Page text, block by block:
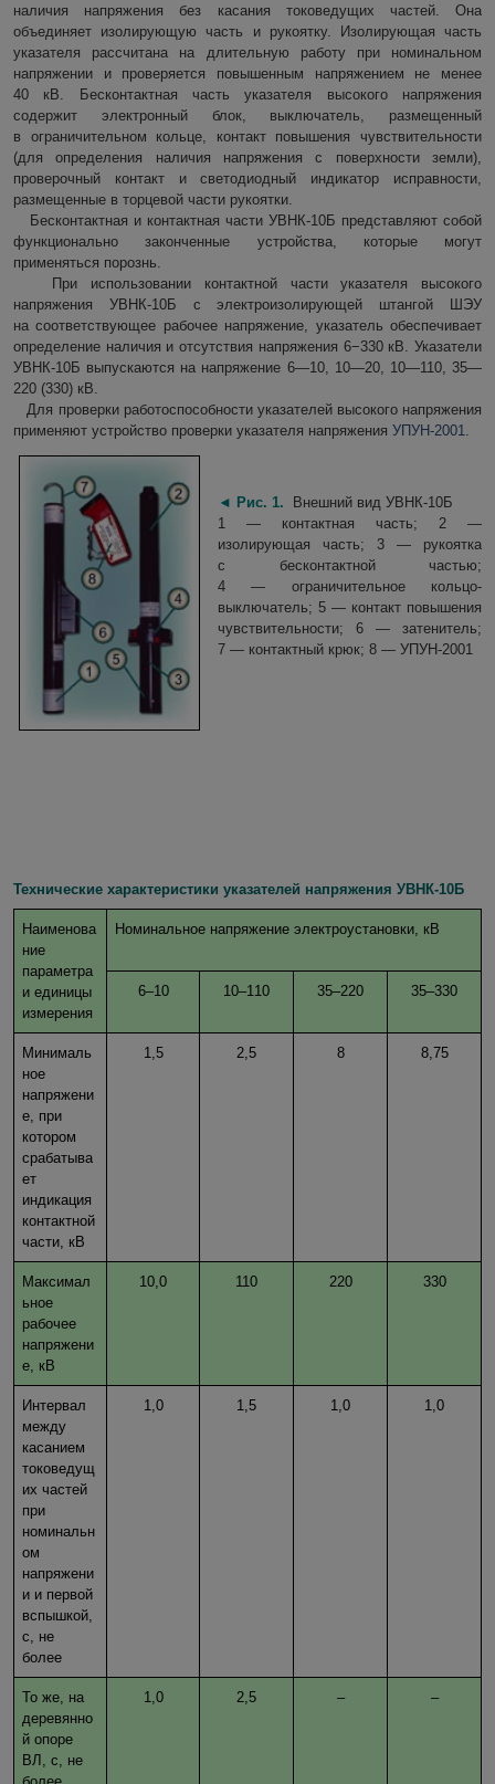
наличия напряжения без касания токоведущих частей. Она
объединяет изолирующую часть и рукоятку. Изолирующая часть
указателя рассчитана на длительную работу при номинальном
напряжении и проверяется повышенным напряжением не менее
40 кВ. Бесконтактная часть указателя высокого напряжения
содержит электронный блок, выключатель, размещенный
в ограничительном кольце, контакт повышения чувствительности
(для определения наличия напряжения с поверхности земли),
проверочный контакт и светодиодный индикатор исправности,
размещенные в торцевой части рукоятки.
Бесконтактная и контактная части УВНК-10Б представляют собой
функционально законченные устройства, которые могут
применяться порознь.
При использовании контактной части указателя высокого
напряжения УВНК-10Б с электроизолирующей штангой ШЭУ
на соответствующее рабочее напряжение, указатель обеспечивает
определение наличия и отсутствия напряжения 6−330 кВ. Указатели
УВНК-10Б выпускаются на напряжение 6—10, 10—20, 10—110, 35—
220 (330) кВ.
Для проверки работоспособности указателей высокого напряжения
применяют устройство проверки указателя напряжения УПУН-2001
◄ Рис. 1.
Внешний вид УВНК-10Б
1 — контактная часть; 2 —
изолирующая часть; 3 — рукоятка
с бесконтактной частью;
4 — ограничительное кольцо-
выключатель; 5 — контакт повышения
чувствительности; 6 — затенитель;
7 — контактный крюк; 8 — УПУН-2001
Технические характеристики указателей напряжения УВНК-10Б
Наименова
ние
параметра
и единицы
измерения
Номинальное напряжение электроустановки, кВ
6–10 10–110 35–220 35–330
Минималь
ное
напряжени
е, при
котором
срабатыва
ет
индикация
контактной
части, кВ
1,5 2,5 8 8,75
Максимал
ьное
рабочее
напряжени
е, кВ
10,0 110 220 330
Интервал
между
касанием
токоведущ
их частей
при
номинальн
ом
напряжени
и и первой
вспышкой,
с, не
более
1,0 1,5 1,0 1,0
То же, на
деревянно
й опоре
ВЛ, с, не
1,0 2,5 – –